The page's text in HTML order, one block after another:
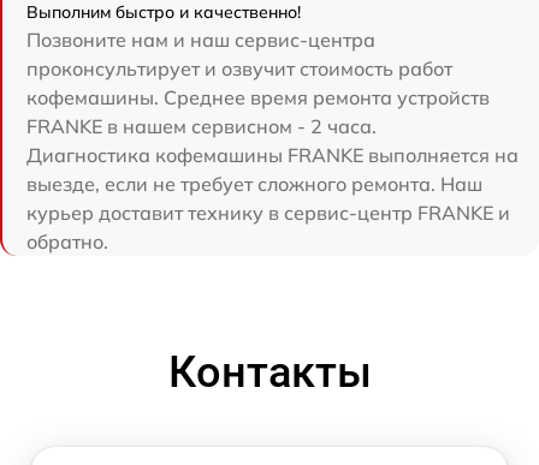
Выполним быстро и качественно!
Позвоните нам и наш сервис-центра
проконсультирует и озвучит стоимость работ
кофемашины. Среднее время ремонта устройств
FRANKE в нашем сервисном - 2 часа.
Диагностика кофемашины FRANKE выполняется на
выезде, если не требует сложного ремонта. Наш
курьер доставит технику в сервис-центр FRANKE и
обратно.
Контакты